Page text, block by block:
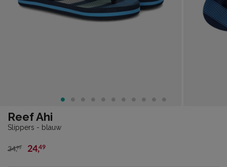
Reef Ahi
Slippers - blauw
van € 34,99 voor € 24,49
34,99 24,49